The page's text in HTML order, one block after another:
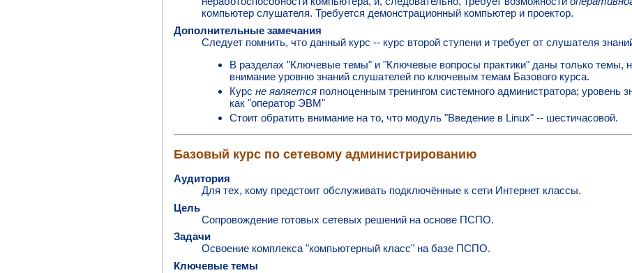
компьютер слушателя. Требуется демонстрационный компьютер и проектор.
Дополнительные замечания
Следует помнить, что данный курс -- курс второй ступени и требует от слушателя
В разделах "Ключевые темы" и "Ключевые вопросы практики" даны только темы,
внимание уровню знаний слушателей по ключевым темам Базового курса.
Курс не являетсяполноценным тренингом системного администратора; уровень
как "оператор ЭВМ"
Стоит обратить внимание на то, что модуль "Введение в Linux" -- шестичасовой.
Базовый курс по сетевому администрированию
Аудитория
Для тех, кому предстоит обслуживать подключённые к сети Интернет классы.
Цель
Сопровождение готовых сетевых решений на основе ПСПО.
Задачи
Освоение комплекса "компьютерный класс" на базе ПСПО.
Ключевые темы